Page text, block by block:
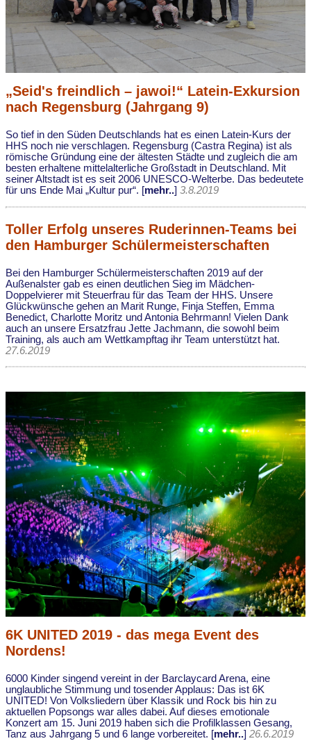
„Seid's freindlich – jawoi!“ Latein-Exkursion
nach Regensburg (Jahrgang 9)
So tief in den Süden Deutschlands hat es einen Latein-Kurs der
HHS noch nie verschlagen. Regensburg (Castra Regina) ist als
römische Gründung eine der ältesten Städte und zugleich die am
besten erhaltene mittelalterliche Großstadt in Deutschland. Mit
seiner Altstadt ist es seit 2006 UNESCO-Welterbe. Das bedeutete
für uns Ende Mai „Kultur pur“. [mehr..] 3.8.2019
Toller Erfolg unseres Ruderinnen-Teams bei
den Hamburger Schülermeisterschaften
Bei den Hamburger Schülermeisterschaften 2019 auf der
Außenalster gab es einen deutlichen Sieg im Mädchen-
Doppelvierer mit Steuerfrau für das Team der HHS. Unsere
Glückwünsche gehen an Marit Runge, Finja Steffen, Emma
Benedict, Charlotte Moritz und Antonia Behrmann! Vielen Dank
auch an unsere Ersatzfrau Jette Jachmann, die sowohl beim
Training, als auch am Wettkampftag ihr Team unterstützt hat.
27.6.2019
6K UNITED 2019 - das mega Event des
Nordens!
6000 Kinder singend vereint in der Barclaycard Arena, eine
unglaubliche Stimmung und tosender Applaus: Das ist 6K
UNITED! Von Volksliedern über Klassik und Rock bis hin zu
aktuellen Popsongs war alles dabei. Auf dieses emotionale
Konzert am 15. Juni 2019 haben sich die Profilklassen Gesang,
Tanz aus Jahrgang 5 und 6 lange vorbereitet. [mehr..] 26.6.2019